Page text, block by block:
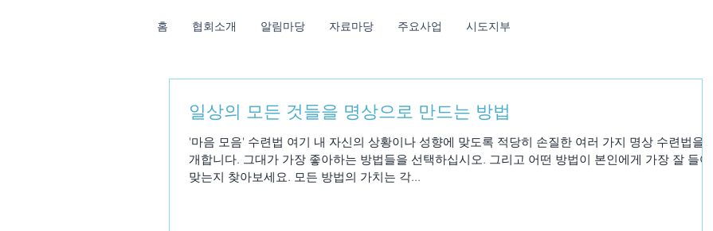
홈 협회소개 알림마당 자료마당 주요사업 시도지부
일상의 모든 것들을 명상으로 만드는 방법
'마음 모음' 수련법 여기 내 자신의 상황이나 성향에 맞도록 적당히 손질한 여러 가지 명상 수련법을 소
개합니다. 그대가 가장 좋아하는 방법들을 선택하십시오. 그리고 어떤 방법이 본인에게 가장 잘 들어
맞는지 찾아보세요. 모든 방법의 가치는 각...